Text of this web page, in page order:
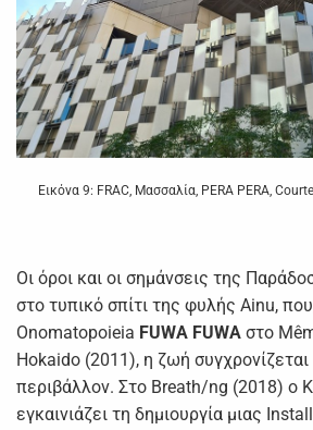
Εικόνα 9: FRAC, Μασσαλία, PERA PERA,
Οι όροι και οι σημάνσεις της
στο τυπικό σπίτι της φυλής Ainu,
Onomatopoieia FUWA FUWA στο
Hokaido (2011), η ζωή
περιβάλλον. Στο Breath/ng (2018) ο
εγκαινιάζει τη δημιουργία μιας